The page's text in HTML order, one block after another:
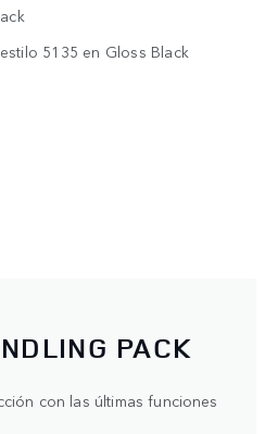
5135 en Gloss Black
PACK
con las últimas funciones